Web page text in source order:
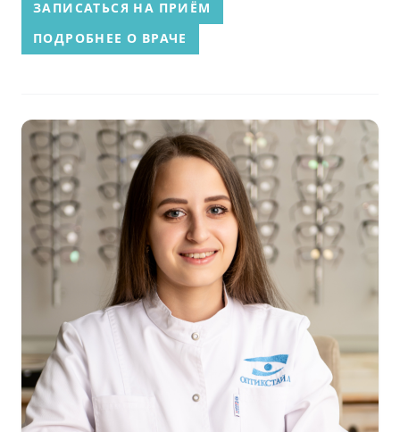
ЗАПИСАТЬСЯ НА ПРИЁМ
ПОДРОБНЕЕ О ВРАЧЕ